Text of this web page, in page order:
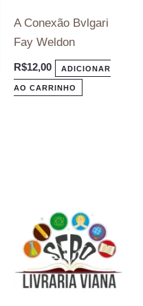
A Conexão Bvlgari
Fay Weldon
R$12,00 ADICIONAR
AO CARRINHO